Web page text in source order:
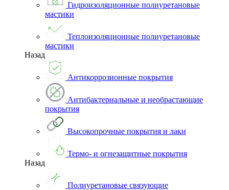
Гидроизоляционные полиуретановые
мастики
Теплоизоляционные полиуретановые
мастики
Назад
Антикоррозионные покрытия
Антибактериальные и необрастающие
покрытия
Высокопрочные покрытия и лаки
Термо- и огнезащитные покрытия
Назад
Полиуретановые связующие